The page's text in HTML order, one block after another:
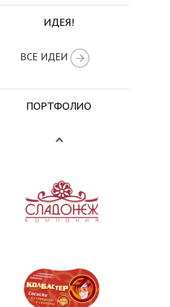
ИДЕЯ!
ВСЕ ИДЕИ
ПОРТФОЛИО